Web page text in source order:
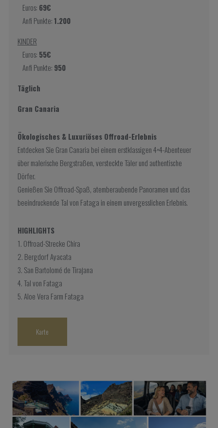
Euros: 69€
Anfi Punkte:1.200
KINDER
Euros: 55€
Anfi Punkte: 950
Täglich
Gran Canaria
Ökologisches & Luxuriöses Offroad-Erlebnis
Entdecken Sie Gran Canaria bei einem erstklassigen 4×4-Abenteuer
über malerische Bergstraßen, versteckte Täler und authentische
Dörfer.
Genießen Sie Offroad-Spaß, atemberaubende Panoramen und das
beeindruckende Tal von Fataga in einem unvergesslichen Erlebnis.
HIGHLIGHTS
1. Offroad-Strecke Chira
2. Bergdorf Ayacata
3. San Bartolomé de Tirajana
4. Tal von Fataga
5. Aloe Vera Farm Fataga
Karte